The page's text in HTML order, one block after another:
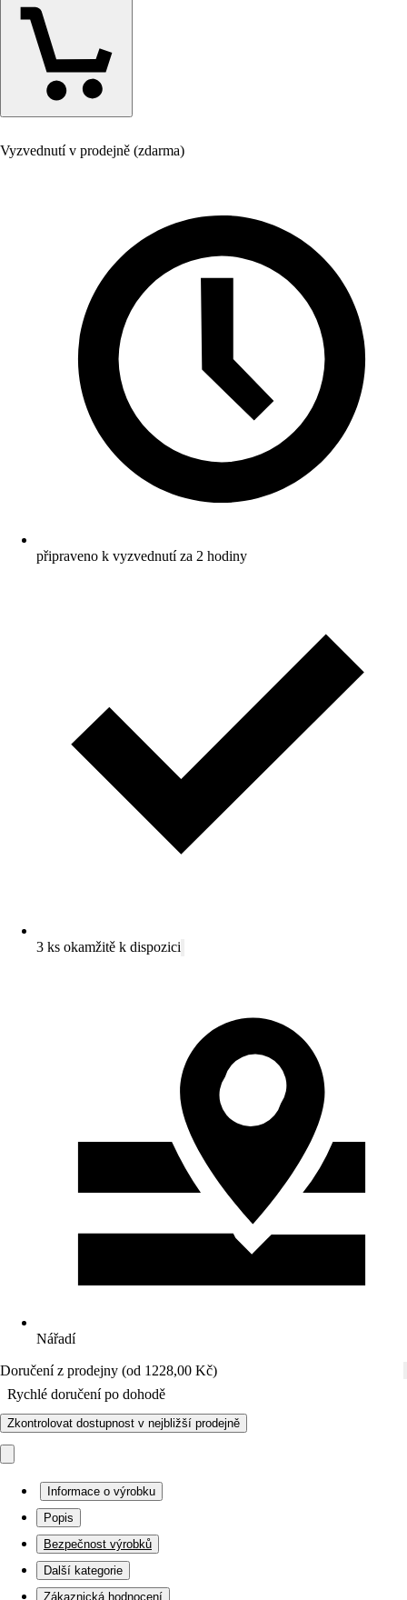
Vyzvednutí v prodejně (zdarma)
připraveno k vyzvednutí za 2 hodiny
3 ks okamžitě k dispozici
Nářadí
Doručení z prodejny (od 1228,00 Kč)
Rychlé doručení po dohodě
Zkontrolovat dostupnost v nejbližší prodejně
Informace o výrobku
Popis
Bezpečnost výrobků
Další kategorie
Zákaznická hodnocení